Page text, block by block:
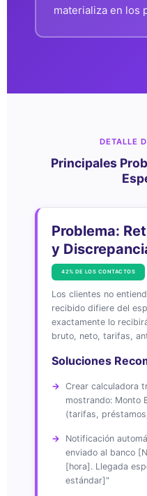
materializa en los
DETALLE
Principales
Problema:
y
42% DE LOS CONTACTOS
Los clientes no
recibido difiere del
exactamente lo
bruto, neto, tarifas,
Soluciones
Crear calculadora
mostrando: Monto
(tarifas,
Notificación
enviado al banco
[hora]. Llegada
estándar]"